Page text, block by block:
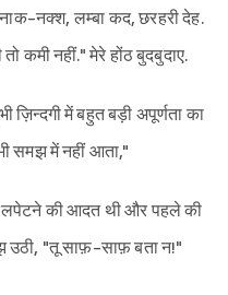
नक्श, लम्बा कद, छरहरी देह.
कमी नहीं." मेरे होंठ बुदबुदाए.
में बहुत बड़ी अपूर्णता का
समझ में नहीं आता,"
लपेटने की आदत थी और पहले की
उठी, "तू साफ़-साफ़ बता न!"